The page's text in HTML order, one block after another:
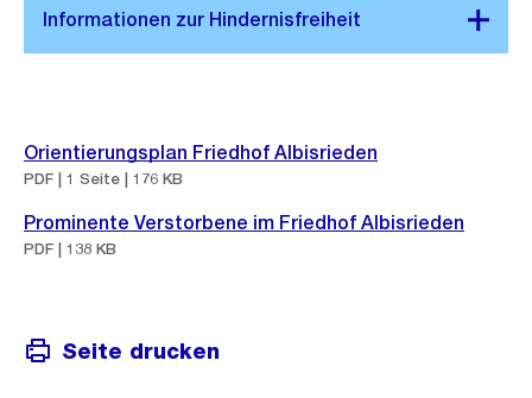
Orientierungsplan Friedhof Albisrieden
PDF | 1 Seite | 176 KB
Prominente Verstorbene im Friedhof Albisrieden
PDF | 138 KB
Seite drucken